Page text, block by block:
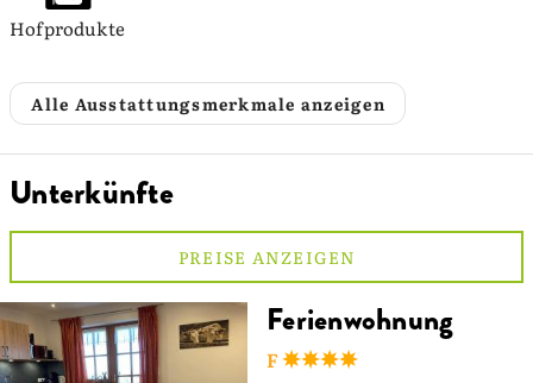
Hofprodukte
Alle Ausstattungsmerkmale anzeigen
Unterkünfte
PREISE ANZEIGEN
Ferienwohnung
F